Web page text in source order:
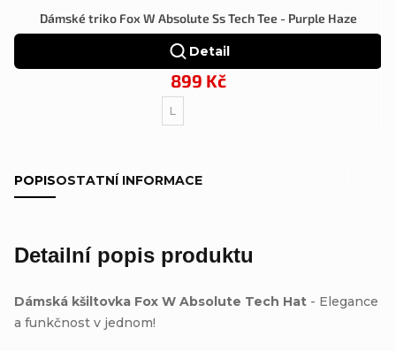
Dámské triko Fox W Absolute Ss Tech Tee - Purple Haze
899 Kč
Detail
L
POPISOSTATNÍ INFORMACE
Detailní popis produktu
Dámská kšiltovka Fox W Absolute Tech Hat - Elegance
a funkčnost v jednom!